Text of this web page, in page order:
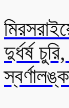
দুর্ধর্ষ